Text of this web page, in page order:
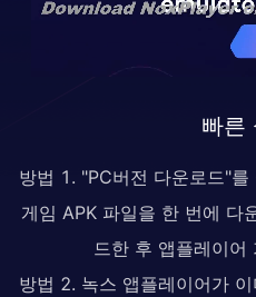
빠른
방법 1. "PC버전 다운로드"
게임 APK 파일을 한 번에 다
드한 후 앱플레이어
방법 2. 녹스 앱플레이어가